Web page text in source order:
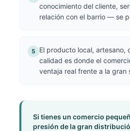
conocimiento del cliente,
relación con el barrio — se
5
El producto local, artesano,
calidad es donde el
ventaja real frente a la gran
Si tienes un comercio
presión de la gran